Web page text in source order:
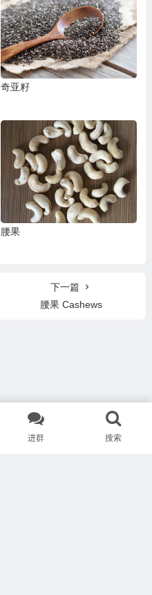
奇亚籽
腰果
下一篇
腰果 Cashews
进群 搜索